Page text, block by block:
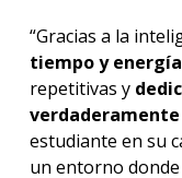
“Gracias a la
tiempo y energía
repetitivas y
estudiante en su
un entorno